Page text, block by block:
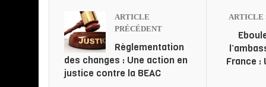
ARTICLE
PRÉCÉDENT
Règlementation
des changes : Une action en
justice contre la BEAC
ARTICLE
France :